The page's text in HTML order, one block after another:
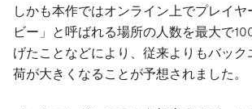
しかも本作ではオンライン上でプレイヤ
ビー」と呼ばれる場所の人数を最大で
げたことなどにより、従来よりもバック
荷が大きくなることが予想されました。